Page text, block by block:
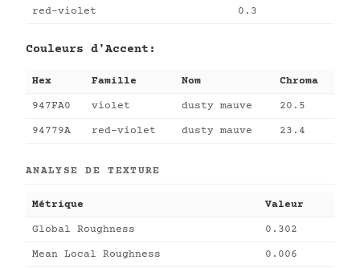
red-violet 0.3
Couleurs d'Accent:
Hex Famille Nom Chroma
947FA0 violet dusty mauve 20.5
94779A red-violet dusty mauve 23.4
ANALYSE DE TEXTURE
Métrique Valeur
Global Roughness 0.302
Mean Local Roughness 0.006